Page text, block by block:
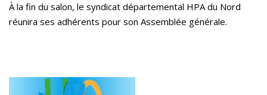
À la fin du salon, le syndicat départemental HPA du Nord
réunira ses adhérents pour son Assemblée générale.